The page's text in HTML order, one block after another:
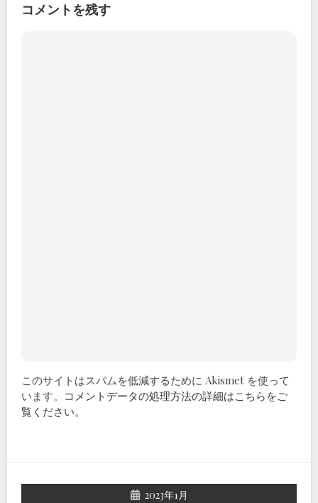
コメントを残す
このサイトはスパムを低減するために Akismet を使って
います。 コメントデータの処理方法の詳細はこちらをご
覧ください。
2023年1月